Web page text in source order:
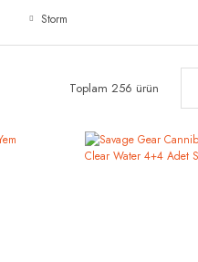
Storm
Toplam 256 ürün